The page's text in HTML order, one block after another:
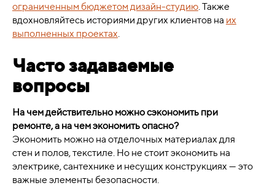
ограниченным бюджетом дизайн-студию. Также
вдохновляйтесь историями других клиентов на их
выполненных проектах.
Часто задаваемые
вопросы
На чем действительно можно сэкономить при
ремонте, а на чем экономить опасно?
Экономить можно на отделочных материалах для
стен и полов, текстиле. Но не стоит экономить на
электрике, сантехнике и несущих конструкциях — это
важные элементы безопасности.